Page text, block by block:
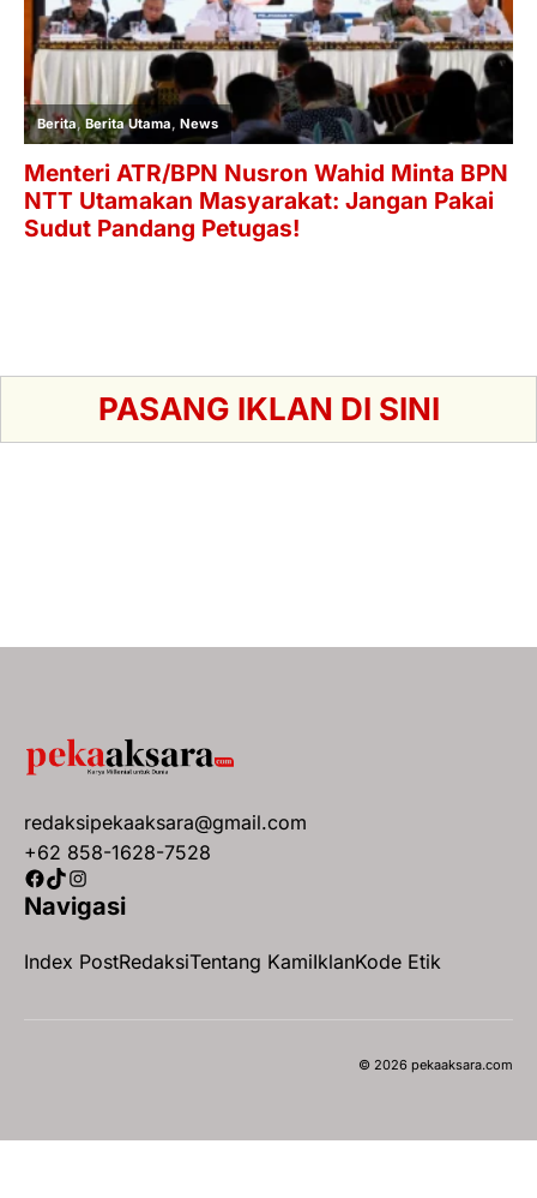
PASANG IKLAN DI SINI
redaksipekaaksara@gmail.com
+62 858-1628-7528
Facebook
TikTok
Instagram
Navigasi
Index PostRedaksiTentang KamiIklanKode Etik
© 2026 pekaaksara.com